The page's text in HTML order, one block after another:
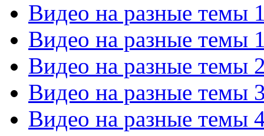
Видео на разные темы
Видео на разные темы
Видео на разные темы
Видео на разные темы
Видео на разные темы